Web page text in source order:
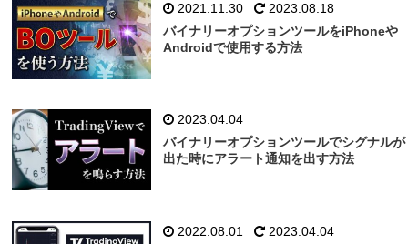
2021.11.30
2023.08.18
バイナリーオプションツールをiPhoneや
Androidで使用する方法
2023.04.04
バイナリーオプションツールでシグナルが
出た時にアラート通知を出す方法
2022.08.01
2023.04.04